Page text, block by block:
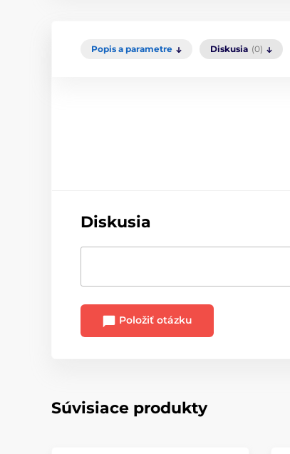
Popis a parametre Diskusia (0)
Diskusia
Položiť otázku
Súvisiace produkty